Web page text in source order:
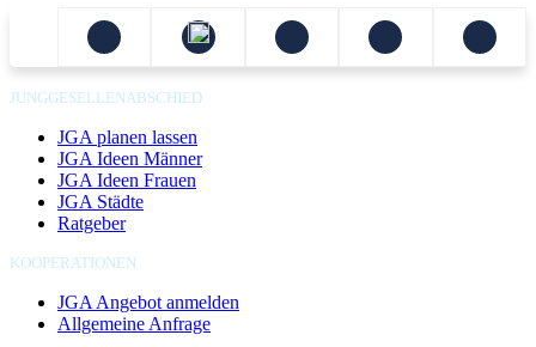
JUNGGESELLENABSCHIED
JGA planen lassen
JGA Ideen Männer
JGA Ideen Frauen
JGA Städte
Ratgeber
KOOPERATIONEN
JGA Angebot anmelden
Allgemeine Anfrage